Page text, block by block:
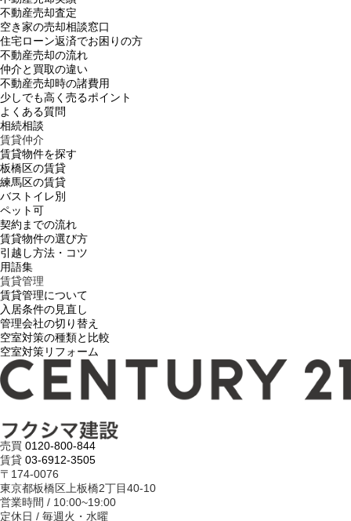
不動産売却査定
空き家の売却相談窓口
住宅ローン返済でお困りの方
不動産売却の流れ
仲介と買取の違い
不動産売却時の諸費用
少しでも高く売るポイント
よくある質問
相続相談
賃貸仲介
賃貸物件を探す
板橋区の賃貸
練馬区の賃貸
バストイレ別
ペット可
契約までの流れ
賃貸物件の選び方
引越し方法・コツ
用語集
賃貸管理
賃貸管理について
入居条件の見直し
管理会社の切り替え
空室対策の種類と比較
空室対策リフォーム
売買 0120-800-844
賃貸 03-6912-3505
〒174-0076
東京都板橋区上板橋2丁目40-10
営業時間 / 10:00~19:00
定休日 / 毎週火・水曜